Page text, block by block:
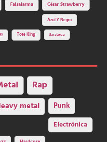
Falsalarma César Strawberry
Azul Y Negro
Tote King Saratoga
Rap
metal Punk
Electrónica